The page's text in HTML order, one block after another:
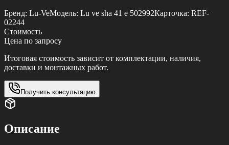
Бренд: Lu-VeМодель: Lu ve sha 41 e 502992Карточка: REF-
02244
Стоимость
Цена по запросу
Итоговая стоимость зависит от комплектации, наличия,
доставки и монтажных работ.
Получить консультацию
Описание